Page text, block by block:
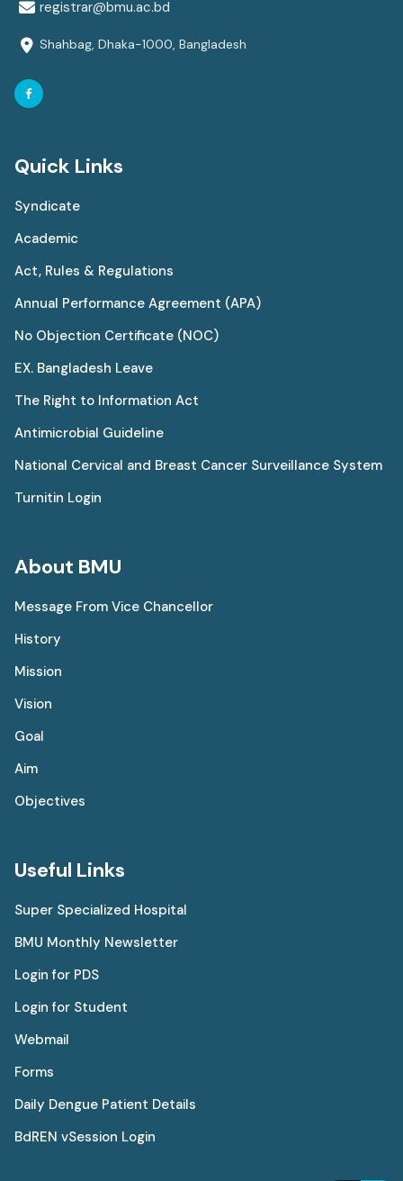
registrar@bmu.ac.bd
Shahbag, Dhaka-1000, Bangladesh
Quick Links
Syndicate
Academic
Act, Rules & Regulations
Annual Performance Agreement (APA)
No Objection Certificate (NOC)
EX. Bangladesh Leave
The Right to Information Act
Antimicrobial Guideline
National Cervical and Breast Cancer Surveillance System
Turnitin Login
About BMU
Message From Vice Chancellor
History
Mission
Vision
Goal
Aim
Objectives
Useful Links
Super Specialized Hospital
BMU Monthly Newsletter
Login for PDS
Login for Student
Webmail
Forms
Daily Dengue Patient Details
BdREN vSession Login